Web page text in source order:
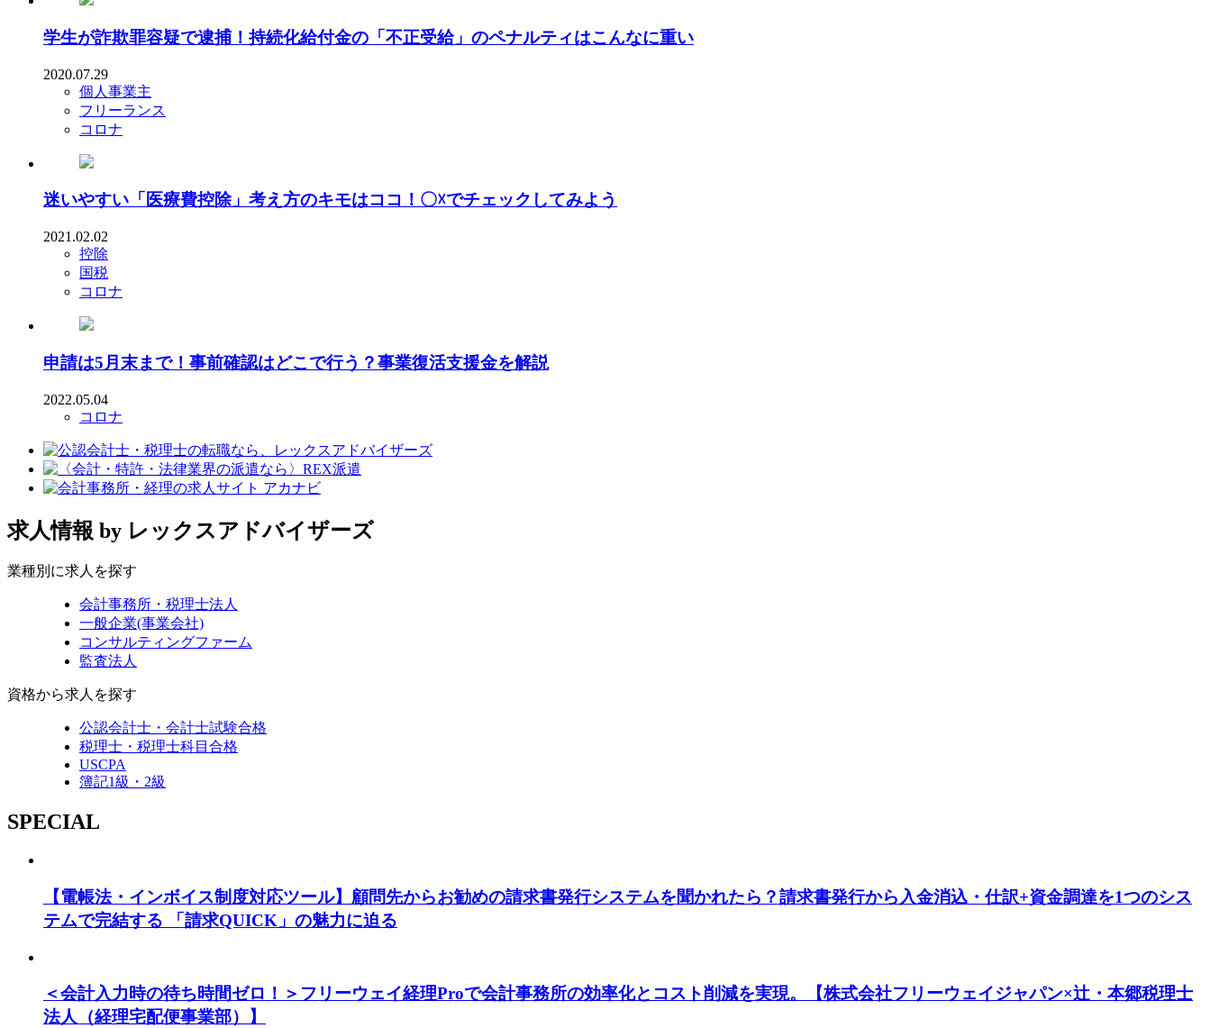
学生が詐欺罪容疑で逮捕！持続化給付金の「不正受給」のペナルティはこんなに重い
2020.07.29
個人事業主
フリーランス
コロナ
迷いやすい「医療費控除」考え方のキモはココ！〇☓でチェックしてみよう
2021.02.02
控除
国税
コロナ
申請は5月末まで！事前確認はどこで行う？事業復活支援金を解説
2022.05.04
コロナ
求人情報 by レックスアドバイザーズ
業種別に求人を探す
会計事務所・税理士法人
一般企業(事業会社)
コンサルティングファーム
監査法人
資格から求人を探す
公認会計士・会計士試験合格
税理士・税理士科目合格
USCPA
簿記1級・2級
SPECIAL
【電帳法・インボイス制度対応ツール】顧問先からお勧めの請求書発行システムを聞かれたら？請求書発行から入金消込・仕訳+資金調達を1つのシス
テムで完結する 「請求QUICK」の魅力に迫る
＜会計入力時の待ち時間ゼロ！＞フリーウェイ経理Proで会計事務所の効率化とコスト削減を実現。【株式会社フリーウェイジャパン×辻・本郷税理士
法人（経理宅配便事業部）】